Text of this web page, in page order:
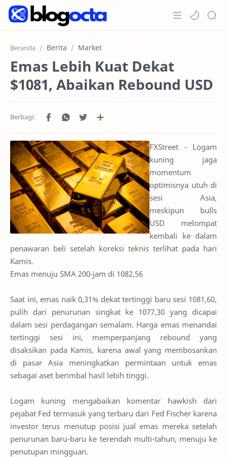
Post
Promosi
RTL Mode
Beranda Berita Market
Emas Lebih Kuat Dekat
$1081, Abaikan Rebound USD
FXStreet - Logam
kuning jaga
momentum
optimisnya utuh di
sesi Asia,
meskipun bulls
USD melompat
kembali ke dalam
penawaran beli setelah koreksi teknis terlihat pada hari
Kamis.
Emas menuju SMA 200-jam di 1082,56
Saat ini, emas naik 0,31% dekat tertinggi baru sesi 1081,60,
pulih dari penurunan singkat ke 1077,30 yang dicapai
dalam sesi perdagangan semalam. Harga emas menandai
tertinggi sesi ini, memperpanjang rebound yang
disaksikan pada Kamis, karena awal yang membosankan
di pasar Asia meningkatkan permintaan untuk emas
sebagai aset berimbal hasil lebih tinggi.
Logam kuning mengabaikan komentar hawkish dari
pejabat Fed termasuk yang terbaru dari Fed Fischer karena
investor terus menutup posisi jual emas mereka setelah
penurunan baru-baru ke terendah multi-tahun, menuju ke
penutupan mingguan.